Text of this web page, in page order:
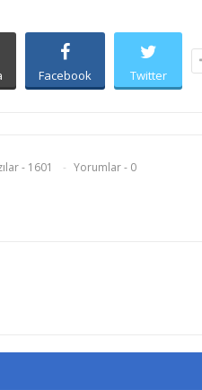
Facebook Twitter
- 1601 Yorumlar - 0